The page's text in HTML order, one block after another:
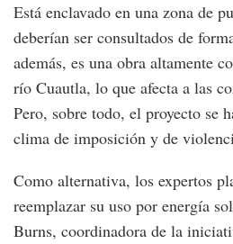
Está enclavado en una zona de
deberían ser consultados de
además, es una obra altamente
río Cuautla, lo que afecta a las
Pero, sobre todo, el proyecto se
clima de imposición y de
Como alternativa, los expertos
reemplazar su uso por energía
Burns, coordinadora de la